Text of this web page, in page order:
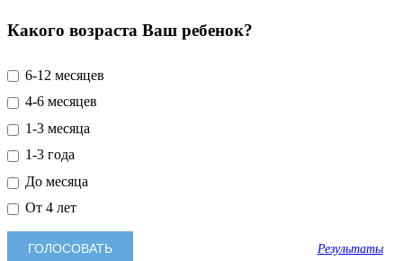
Какого возраста Ваш ребенок?
6-12 месяцев
4-6 месяцев
1-3 месяца
1-3 года
До месяца
От 4 лет
Результаты